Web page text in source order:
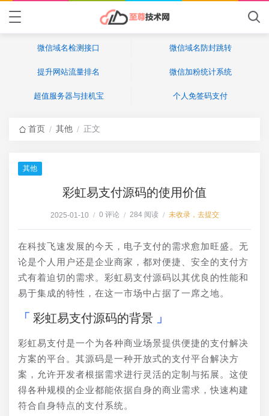
微信域名检测接口 微信域名防封跳转
提升网站流量排名 微信加粉统计系统
超值服务器与挂机宝 个人免签码支付
首页 / 其他 / 正文
其他
彩虹易支付源码的使用价值
2025-01-10 / 0 评论 / 284 阅读 / 未收录，去提交
在科技飞速发展的今天，电子支付的需求愈加旺盛。无
论是个人用户还是企业商家，都对便捷、安全的支付方
式有着迫切的需求。彩虹易支付源码以其优良的性能和
易于集成的特性，在这一市场中占据了一席之地。
彩虹易支付源码的背景
彩虹易支付是一个为各种商业场景提供便捷的支付解决
方案的平台。其源码是一种开放式的支付平台解决方
案，允许开发者根据需求进行灵活的定制与拓展。这使
得各种规模的企业都能依据自身的商业需求，快速构建
符合自身特点的支付系统。